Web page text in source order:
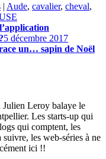
| Aude, cavalier, cheval,
5 décembre 2017
un… sapin de Noël
Julien Leroy balaye le
Les starts-up qui
qui comptent, les
les web-séries à ne
ici !!